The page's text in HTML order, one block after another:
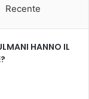
Recente
HANNO IL